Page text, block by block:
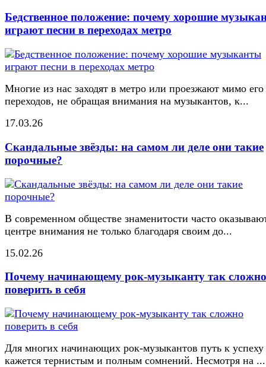
Бедственное положение: почему хорошие
играют песни в переходах метро
Многие из нас заходят в метро или проезжают мимо его
переходов, не обращая внимания на музыкантов, к...
17.03.26
Скандальные звёзды: на самом ли деле они такие
порочные?
В современном обществе знаменитости часто
центре внимания не только благодаря своим до...
15.02.26
Почему начинающему рок-музыканту так сложно
поверить в себя
Для многих начинающих рок-музыкантов путь к успеху
кажется тернистым и полным сомнений. Несмотря на ...